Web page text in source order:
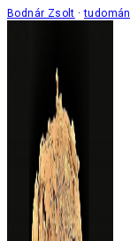
Bodnár Zsolt